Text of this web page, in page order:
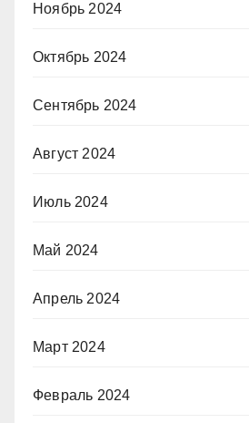
Ноябрь 2024
Октябрь 2024
Сентябрь 2024
Август 2024
Июль 2024
Май 2024
Апрель 2024
Март 2024
Февраль 2024